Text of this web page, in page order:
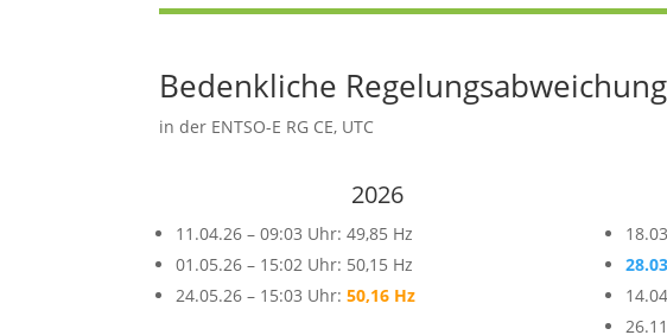
Bedenkliche
in der ENTSO-E RG CE, UTC
2026
11.04.26 – 09:03 Uhr: 49,85 Hz
01.05.26 – 15:02 Uhr: 50,15 Hz
24.05.26 – 15:03 Uhr:50,16 Hz